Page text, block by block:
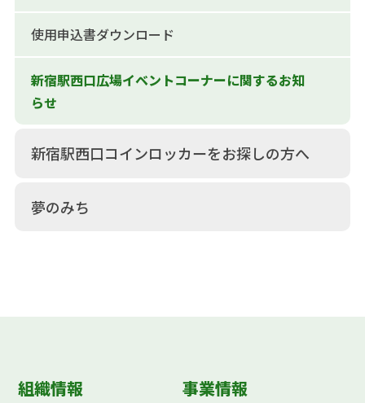
使用申込書ダウンロード
新宿駅西口広場イベントコーナーに関するお知
らせ
新宿駅西口コインロッカーをお探しの方へ
夢のみち
組織情報
事業情報